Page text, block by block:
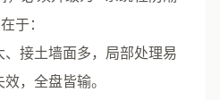
于：
、接土墙面多，局部处理易
，全盘皆输。